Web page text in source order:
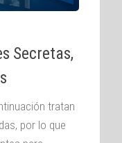
Secretas,
tratan
por lo que